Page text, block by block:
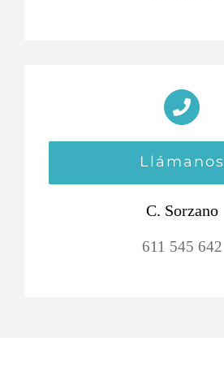
Llámanos
C. Sorzano
611 545 642